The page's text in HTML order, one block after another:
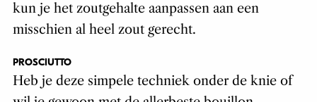
kun je het zoutgehalte aanpassen aan een
misschien al heel zout gerecht.
PROSCIUTTO
Heb je deze simpele techniek onder de knie of